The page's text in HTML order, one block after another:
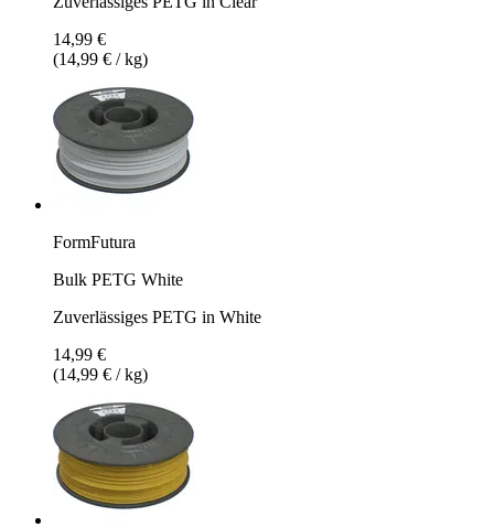
14,99 €
(14,99 € / kg)
FormFutura
Bulk PETG White
Zuverlässiges PETG in White
14,99 €
(14,99 € / kg)